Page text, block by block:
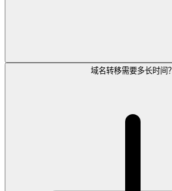
域名转移需要多长时间？